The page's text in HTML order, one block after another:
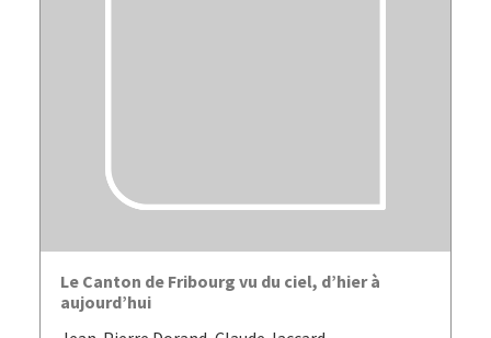
LIRE LA SUITE
Le Canton de Fribourg vu du ciel, d’hier à
aujourd’hui